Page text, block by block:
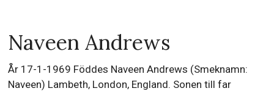
Naveen Andrews
År 17-1-1969 Föddes Naveen Andrews (Smeknamn:
Naveen) Lambeth, London, England. Sonen till far